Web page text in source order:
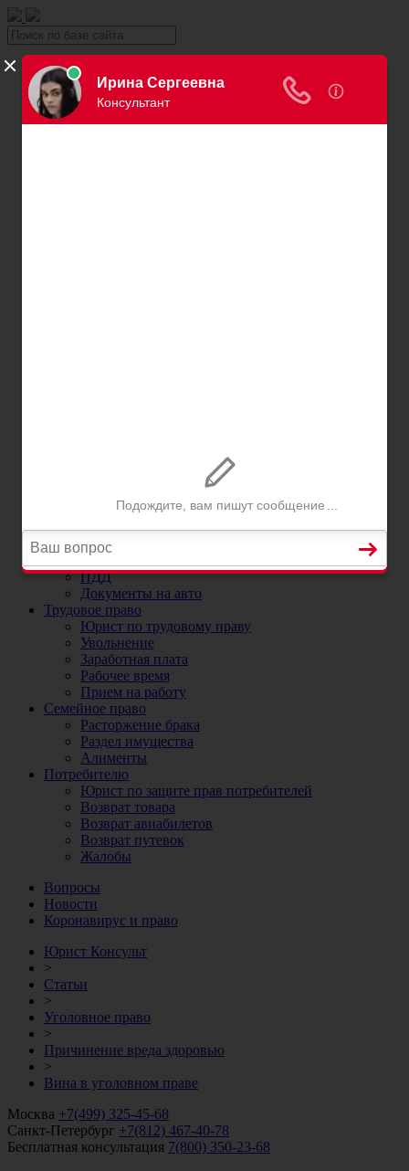
Уголовка
Уголовный юрист
Вина в уголовном праве
Номера на машину
ДТП без страховки
ОСАГО
ПДД
Документы на авто
Трудовое право
Юрист по трудовому праву
Увольнение
Заработная плата
Рабочее время
Прием на работу
Семейное право
Расторжение брака
Раздел имущества
Алименты
Потребителю
Юрист по защите прав потребителей
Возврат товара
Возврат авиабилетов
Возврат путевок
Жалобы
Вопросы
Новости
Коронавирус и право
Юрист Консульт
>
Статьи
>
Уголовное право
>
Причинение вреда здоровью
>
Вина в уголовном праве
Москва +7(499) 325-45-68
Санкт-Петербург +7(812) 467-40-78
Бесплатная консультация 7(800) 350-23-68